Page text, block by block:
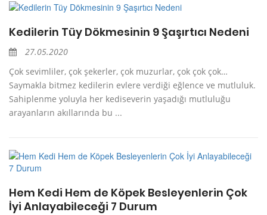
Kedilerin Tüy Dökmesinin 9 Şaşırtıcı Nedeni
27.05.2020
Çok sevimliler, çok şekerler, çok muzurlar, çok çok çok…
Saymakla bitmez kedilerin evlere verdiği eğlence ve mutluluk.
Sahiplenme yoluyla her kediseverin yaşadığı mutluluğu
arayanların akıllarında bu ...
Hem Kedi Hem de Köpek Besleyenlerin Çok
İyi Anlayabileceği 7 Durum